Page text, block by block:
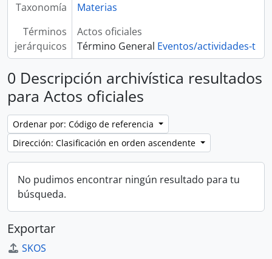
Taxonomía
Materias
Términos
jerárquicos
Actos oficiales
Término General Eventos/actividades-t
0 Descripción archivística resultados
para Actos oficiales
Ordenar por: Código de referencia
Dirección: Clasificación en orden ascendente
No pudimos encontrar ningún resultado para tu
búsqueda.
Exportar
SKOS